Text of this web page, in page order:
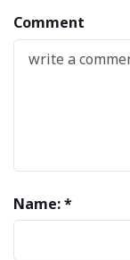
Comment
Name: *